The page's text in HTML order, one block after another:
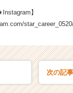
ア
（C
】
次の記